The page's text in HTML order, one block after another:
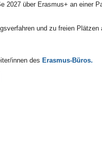
2027 über Erasmus+ an einer
und zu freien
innen des Erasmus-Büros.